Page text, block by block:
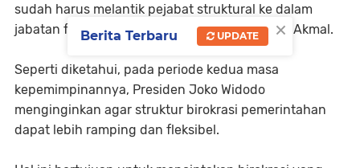
sudah harus melantik pejabat struktural ke dalam
jabatan fungsional sesuai ketentuan,” ungkap Akmal.
Seperti diketahui, pada periode kedua masa
kepemimpinannya, Presiden Joko Widodo
menginginkan agar struktur birokrasi pemerintahan
dapat lebih ramping dan fleksibel.
×
Berita Terbaru UPDATE